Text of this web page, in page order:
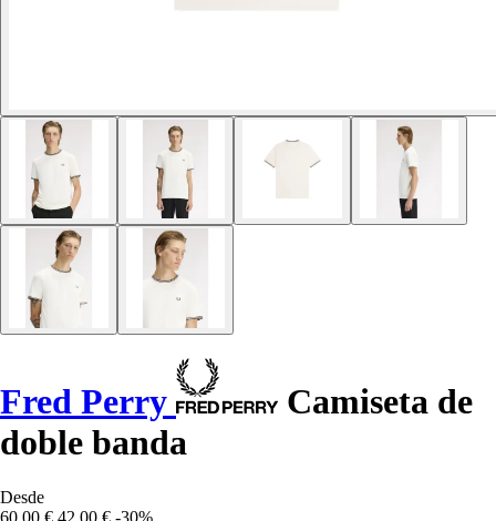
Fred Perry
Camiseta de
doble banda
Desde
60,00 € 42,00 € -30%